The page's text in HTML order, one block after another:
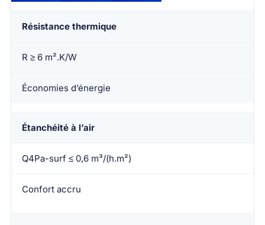
Résistance thermique
R ≥ 6 m².K/W
Économies d’énergie
Étanchéité à l’air
Q4Pa-surf ≤ 0,6 m³/(h.m²)
Confort accru